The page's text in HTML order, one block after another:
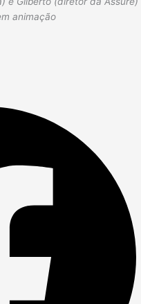
animação